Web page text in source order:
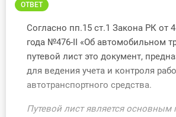
Кадры. Труд. Зарплата.
Учет по отраслям
ОТВЕТ
Согласно пп.15 ст.1 Закона РК от
года №476-II «Об автомобильном
путевой лист это документ,
для ведения учета и контроля
автотранспортного средства.
Путевой лист является